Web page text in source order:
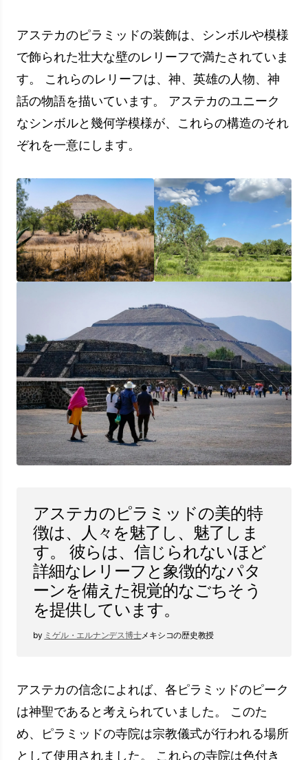
ーンを備えた視覚的なごちそう
を提供しています。
ミゲル・エルナンデス博士 メキシコの歴史教授
アステカの信念によれば、各ピラミッドのピーク
め、ピラミッドの寺院は宗教儀式が行われる場所
として使用されました。 これらの寺院は色付き
のフレスコ画で飾られ、特に宝石を使って飾られ
ています。
アステカのピラミッドは、幾何学的な卓越性でも
知られています。 これらの構造の設計では、長
方形と正方形の 2 つの基本的な形状が優勢です。
ピラミッドの平面は慎重に計算され、慎重に構築
され、太陽の光線と影を調整して、特定の時間に
特定の形状を形成することができました。
アステカ建築で使用される石は、火山岩の使用に
自然な美学を提供しながら、ピラミッドの耐久性
を高めます。 これらの建築的特徴は、アステカ
のピラミッドの独自性と印象を強調しています。
Mimari
Özellikler
Detayları
レスコ画
れたカラフルな絵
幾何学的順
序
長方形と正方形の形に基づい
た完璧なバランス